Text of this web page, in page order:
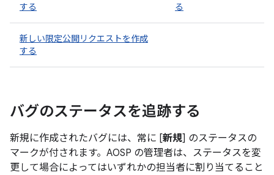
する
る
新しい限定公開リクエストを作成
する
バグのステータスを追跡する
新規に作成されたバグには、常に [新規] のステータスの
マークが付されます。AOSP の管理者は、ステータスを変
更して場合によってはいずれかの担当者に割り当てること